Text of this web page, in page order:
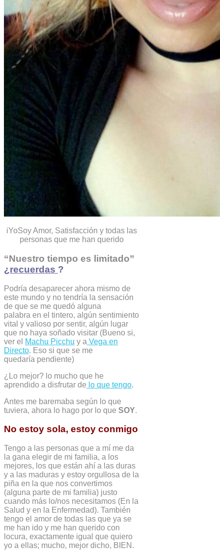
iYoSoy Amor, Satisfacción y todas las
personas que me han querido
“Nuestro tiempo es limitado”
¿recuerdas ?
Podría desaparecer ahora mismo de
este mundo y no tendría la sensación
de que se me quedó alguna
palabra en el tintero, algún sentimiento
vital y valioso por sentir, algún lugar
que no haya soñado visitar (Bueno si,
ver el
Machu Picchu y a Vega en
Directo. Eso si que se me
quedaría pendiente)
¿Lo mejor? lo mucho que he
aprendido a disfrutar de lo que tengo.
Antes me baremaba según lo que
tuviera, ahora lo hago por lo que SOY.
No estoy sola, estoy conmigo
Tengo a las personas que a mí me da
la gana elegir de mi familia, a los
mejores, los que están ahí a las duras
y a las maduras y estoy orgullosa de la
piña en la que nos convertimos
(alguna parte de mi familia) justo
cuando más lo/nos necesitamos (En la
Salud y en la Enfermedad). También
tengo el amor de todas las que ya se
me han ido y me han querido con
locura, exactamente igual que quiero
yo a ellas; mucho, mejor dicho, BIEN.